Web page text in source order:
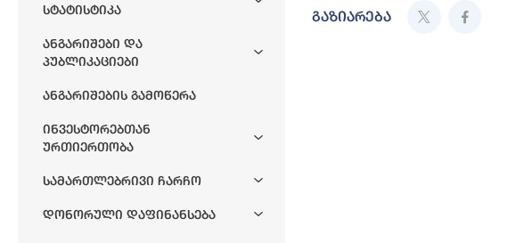
Სტატისტიკა
Ანგარიშები Და
Პუბლიკაციები
Ანგარიშების Გამოწერა
Ინვესტორებთან
Ურთიერთობა
Სამართლებრივი Ჩარჩო
Დონორული Დაფინანსება
გაზიარება